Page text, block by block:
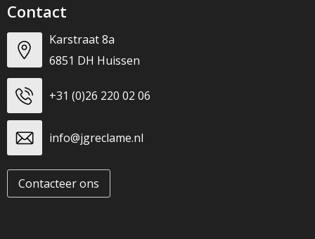
Contact
Karstraat 8a
6851 DH Huissen
+31 (0)26 220 02 06
info@jgreclame.nl
Contacteer ons